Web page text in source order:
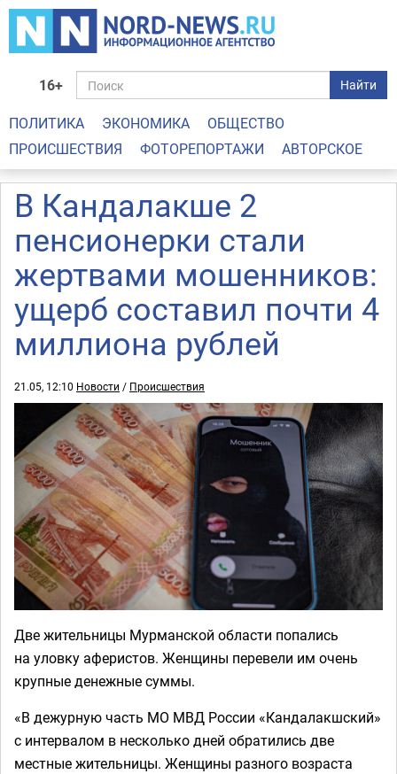
16+ Найти
ПОЛИТИКА ЭКОНОМИКА
ОБЩЕСТВО
ПРОИСШЕСТВИЯ
ФОТОРЕПОРТАЖИ АВТОРСКОЕ
В Кандалакше 2
пенсионерки стали
жертвами мошенников:
ущерб составил почти 4
миллиона рублей
21.05, 12:10 Новости / Происшествия
Две жительницы Мурманской области попались
на уловку аферистов. Женщины перевели им очень
крупные денежные суммы.
«В дежурную часть МО МВД России «Кандалакшский»
с интервалом в несколько дней обратились две
местные жительницы. Женщины разного возраста